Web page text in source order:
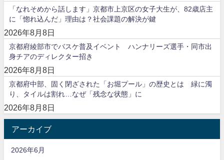
「なれそめから話します」京都市上京区の女子大生が、82歳店主
に「惚れ込んだ」理由は？社会課題の解決が鍵
2026年8月8日
京都府綾部市でバスケ普及イベント ハンナリーズ選手・同市出
身チアのディレクター招き
2026年8月8日
京都府中部、固く閉ざされた「お堀プール」の歴史とは 緑に濁
り、タイルは割れ…なぜ「残念な状態」に
2026年8月8日
アーカイブ
2026年6月